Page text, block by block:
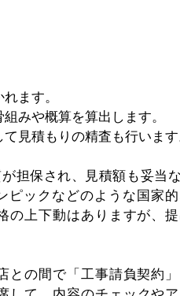
ます。
みや概算を算出します。
見積もりの精査も行います
担保され、見積額も妥当
ピックなどのような国家
の上下動はありますが、
との間で「工事請負契約